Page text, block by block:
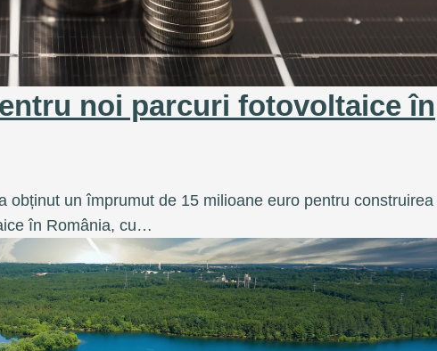
noi parcuri fotovoltaice în
obținut un împrumut de 15 milioane euro pentru construirea
în România, cu…